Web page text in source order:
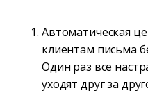
Автоматическая
клиентам письма
Один раз все
уходят друг за